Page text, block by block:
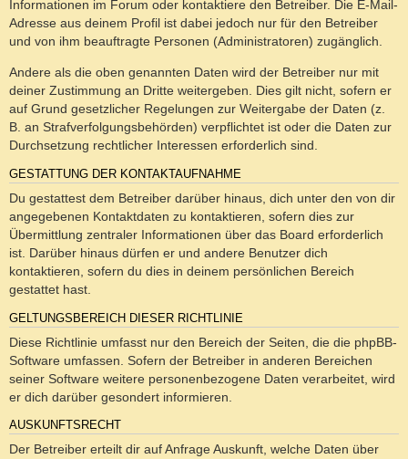
Informationen im Forum oder kontaktiere den Betreiber. Die E-Mail-
Adresse aus deinem Profil ist dabei jedoch nur für den Betreiber
und von ihm beauftragte Personen (Administratoren) zugänglich.
Andere als die oben genannten Daten wird der Betreiber nur mit
deiner Zustimmung an Dritte weitergeben. Dies gilt nicht, sofern er
auf Grund gesetzlicher Regelungen zur Weitergabe der Daten (z.
B. an Strafverfolgungsbehörden) verpflichtet ist oder die Daten zur
Durchsetzung rechtlicher Interessen erforderlich sind.
GESTATTUNG DER KONTAKTAUFNAHME
Du gestattest dem Betreiber darüber hinaus, dich unter den von dir
angegebenen Kontaktdaten zu kontaktieren, sofern dies zur
Übermittlung zentraler Informationen über das Board erforderlich
ist. Darüber hinaus dürfen er und andere Benutzer dich
kontaktieren, sofern du dies in deinem persönlichen Bereich
gestattet hast.
GELTUNGSBEREICH DIESER RICHTLINIE
Diese Richtlinie umfasst nur den Bereich der Seiten, die die phpBB-
Software umfassen. Sofern der Betreiber in anderen Bereichen
seiner Software weitere personenbezogene Daten verarbeitet, wird
er dich darüber gesondert informieren.
AUSKUNFTSRECHT
Der Betreiber erteilt dir auf Anfrage Auskunft, welche Daten über